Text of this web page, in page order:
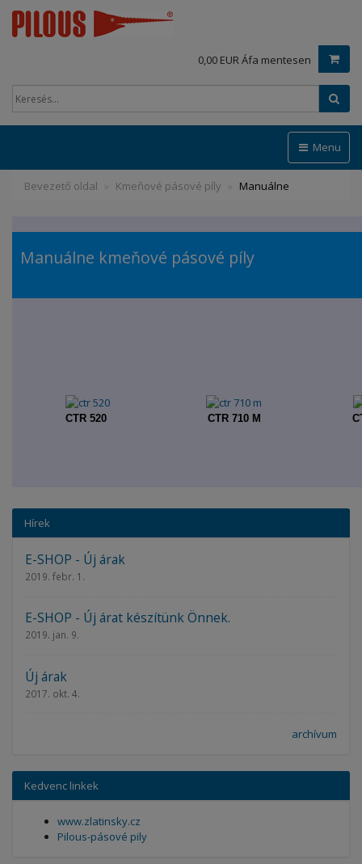
0,00 EUR Áfa mentesen
Menu
Bevezető oldal Kmeňové pásové píly Manuálne
Manuálne kmeňové pásové píly
CTR 520 CTR 710 M
Hírek
E-SHOP - Új árak
2019. febr. 1.
E-SHOP - Új árat készítünk Önnek.
2019. jan. 9.
Új árak
2017. okt. 4.
archívum
Kedvenc linkek
www.zlatinsky.cz
Pilous-pásové pily